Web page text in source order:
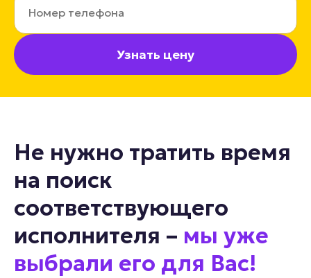
Узнать цену
Не нужно тратить время
на поиск
соответствующего
исполнителя – мы уже
выбрали его для Вас!